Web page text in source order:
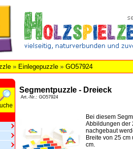
» Einlegepuzzle » GO57924
Segmentpuzzle - Dreieck
Art.-Nr.: GO57924
Bei diesem
Abbildungen der
nachgebaut
Breite von 25
cm.